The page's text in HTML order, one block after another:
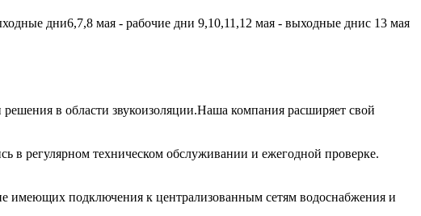
дни6,7,8 мая - рабочие дни 9,10,11,12 мая - выходные днис 13 мая
в области звукоизоляции.Наша компания расширяет свой
в регулярном техническом обслуживании и ежегодной проверке.
имеющих подключения к централизованным сетям водоснабжения и